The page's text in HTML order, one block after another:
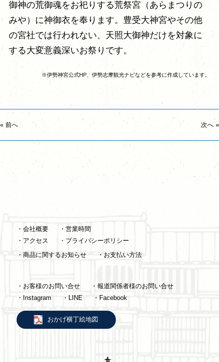
御神の荒御魂をお祀りする荒祭宮（あらまつりの
みや）に神御衣を奉ります。豊受大神宮やその他
の宮社では行われない、天照大御神だけを対象に
する大変意義深いお祭りです。
※伊勢神宮公式HP、伊勢志摩観光ナビなどを参考に作成しています。
« 前へ 次へ »
・会社概要
・営業時間
・アクセス
・プライバシーポリシー
・商品に関するお知らせ
・お支払い方法
・お客様のお問い合せ
・報道関係者様のお問い合せ
・Instagram
・LINE ・Facebook
おかげ横丁絵地図